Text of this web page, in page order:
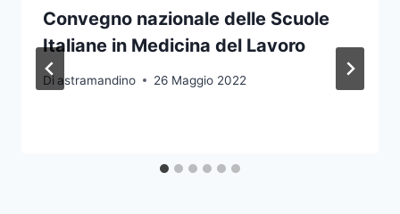
Convegno nazionale delle Scuole
Italiane in Medicina del Lavoro
Di astramandino 26 Maggio 2022